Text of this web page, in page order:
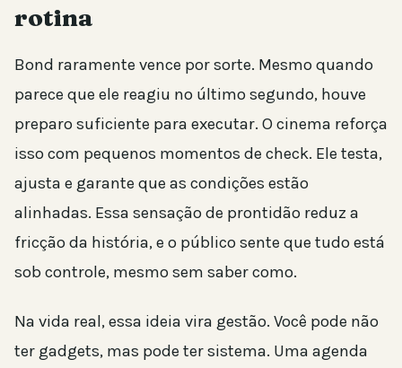
rotina
Bond raramente vence por sorte. Mesmo quando
parece que ele reagiu no último segundo, houve
preparo suficiente para executar. O cinema reforça
isso com pequenos momentos de check. Ele testa,
ajusta e garante que as condições estão
alinhadas. Essa sensação de prontidão reduz a
fricção da história, e o público sente que tudo está
sob controle, mesmo sem saber como.
Na vida real, essa ideia vira gestão. Você pode não
ter gadgets, mas pode ter sistema. Uma agenda